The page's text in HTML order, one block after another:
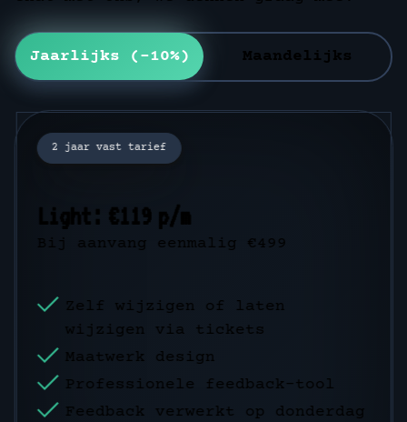
Jaarlijks (-10%) Maandelijks
Light: €1285,20 p/j
Bij aanvang eenmalig €499
Zelf wijzigen of laten
Maatwerk design
Professionele feedback-tool
Feedback verwerkt op donderdag
2 jaar vast tarief
Light: €119 p/m
Bij aanvang eenmalig €499
Zelf wijzigen of laten
wijzigen via tickets
Maatwerk design
Professionele feedback-tool
Feedback verwerkt op donderdag